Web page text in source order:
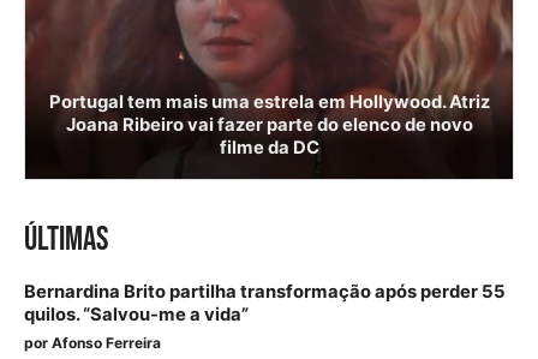
Portugal tem mais uma estrela em Hollywood. Atriz
Joana Ribeiro vai fazer parte do elenco de novo
filme da DC
ÚLTIMAS
Bernardina Brito partilha transformação após perder 55
quilos. “Salvou-me a vida”
por Afonso Ferreira